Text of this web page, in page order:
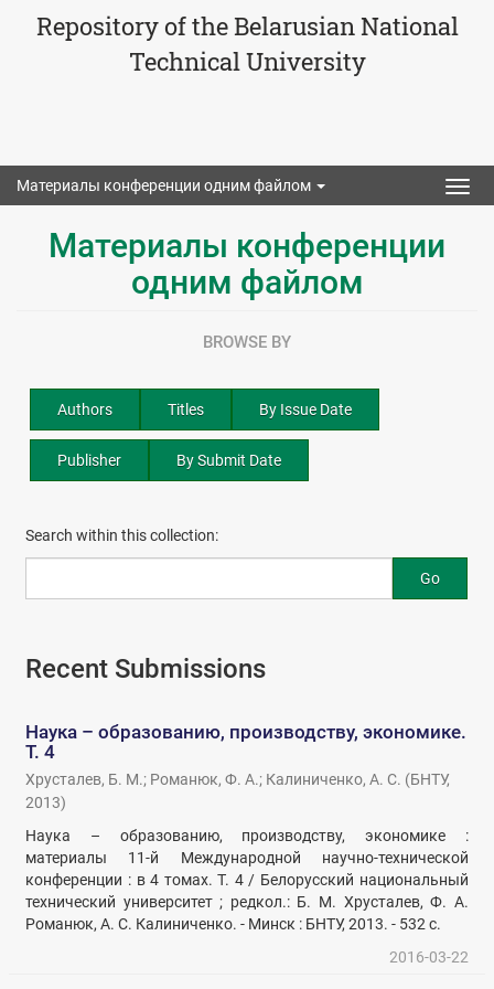
Repository of the Belarusian National
Technical University
Материалы конференции одним файлом
Материалы конференции
одним файлом
BROWSE BY
Authors Titles By Issue Date
Publisher By Submit Date
Search within this collection:
Go
Recent Submissions
Наука – образованию, производству, экономике.
Т. 4
Хрусталев, Б. М.; Романюк, Ф. А.; Калиниченко, А. С. (БНТУ,
2013)
Наука – образованию, производству, экономике :
материалы 11-й Международной научно-технической
конференции : в 4 томах. Т. 4 / Белорусский национальный
технический университет ; редкол.: Б. М. Хрусталев, Ф. А.
Романюк, А. С. Калиниченко. - Минск : БНТУ, 2013. - 532 с.
2016-03-22